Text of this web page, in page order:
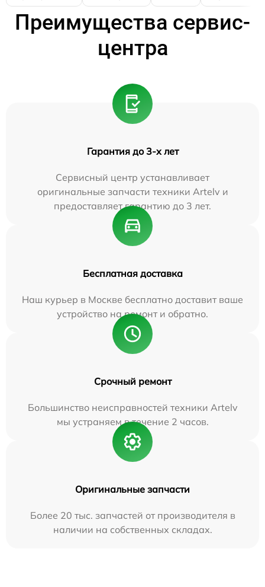
Преимущества сервис-
центра
Гарантия до 3-х лет
Сервисный центр устанавливает
оригинальные запчасти техники Artelv и
предоставляет гарантию до 3 лет.
Бесплатная доставка
Наш курьер в Москве бесплатно доставит ваше
устройство на ремонт и обратно.
Срочный ремонт
Большинство неисправностей техники Artelv
мы устраняем в течение 2 часов.
Оригинальные запчасти
Более 20 тыс. запчастей от производителя в
наличии на собственных складах.